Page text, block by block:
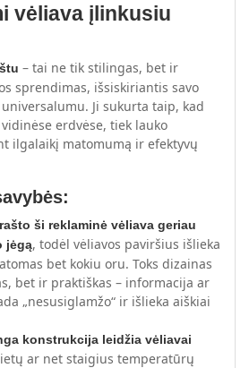
vėliava įlinkusiu
– tai ne tik stilingas, bet ir
sprendimas, išsiskiriantis savo
Ji sukurta taip, kad
erdvėse, tiek lauko
ilgalaikį matomumą ir efektyvų
ši reklaminė vėliava geriau
jėgą, todėl vėliavos paviršius išlieka
bet kokiu oru. Toks dizainas
bet ir praktiškas – informacija ar
„nesusiglamžo“ ir išlieka aiškiai
konstrukcija leidžia vėliavai
ar net staigius temperatūrų